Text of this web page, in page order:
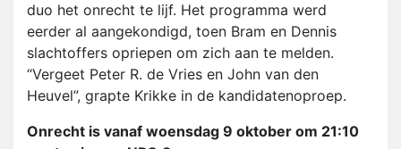
duo het onrecht te lijf. Het programma werd
eerder al aangekondigd, toen Bram en Dennis
slachtoffers opriepen om zich aan te melden.
“Vergeet Peter R. de Vries en John van den
Heuvel”, grapte Krikke in de kandidatenoproep.
Onrecht is vanaf woensdag 9 oktober om 21:10